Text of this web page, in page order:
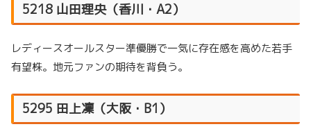
5218 山田理央（香川・A2）
レディースオールスター準優勝で一気に存在感を高めた若手
有望株。地元ファンの期待を背負う。
5295 田上凜（大阪・B1）